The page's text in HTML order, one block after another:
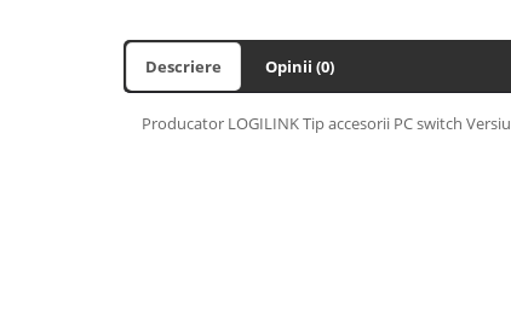
Descriere Opinii (0)
Producator LOGILINK Tip accesorii PC switch